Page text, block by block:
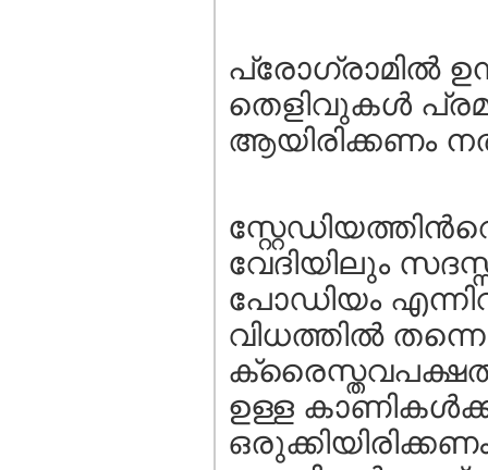
പ്രോഗ്രാമില്‍
തെളിവുകള്‍
ആയിരിക്കണം
വേദിയിലും
പോഡിയം
വിധത്തില്‍
ഉള്ള